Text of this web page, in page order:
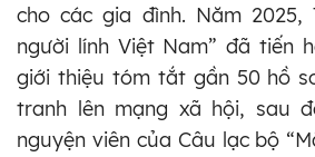
cho các gia đình. Năm 2025,
người lính Việt Nam” đã tiến
giới thiệu tóm tắt gần 50 hồ
tranh lên mạng xã hội, sau
nguyện viên của Câu lạc bộ